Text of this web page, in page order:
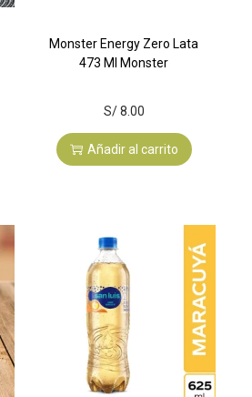
Monster Energy Zero Lata
473 Ml Monster
S/8.00
Añadir al carrito